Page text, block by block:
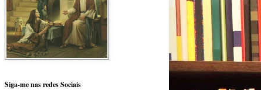
Siga-me nas redes Sociais